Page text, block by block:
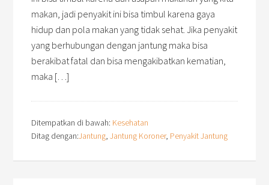
makan, jadi penyakit ini bisa timbul karena gaya
hidup dan pola makan yang tidak sehat. Jika penyakit
yang berhubungan dengan jantung maka bisa
berakibat fatal dan bisa mengakibatkan kematian,
maka […]
Ditempatkan di bawah: Kesehatan
Ditag dengan:Jantung,Jantung Koroner, Penyakit Jantung